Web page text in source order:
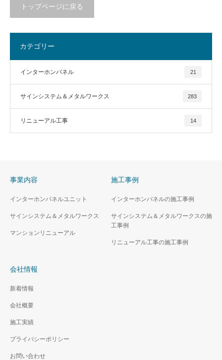
トップページに戻る
カテゴリー
インターホンパネル 21
サインシステム＆メタルワークス 283
リニューアル工事 14
事業内容
インターホンパネルユニット
サインシステム＆メタルワークス
マンションリニューアル
施工事例
インターホンパネルの施工事例
サインシステム＆メタルワークスの施
工事例
リニューアル工事の施工事例
会社情報
新着情報
会社概要
施工実績
プライバシーポリシー
お問い合わせ